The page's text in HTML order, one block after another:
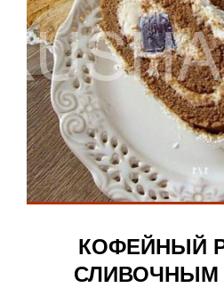
КОФЕЙНЫЙ
СЛИВОЧНЫМ